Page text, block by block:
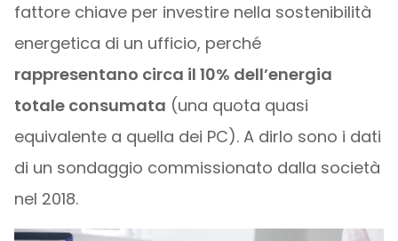
fattore chiave per investire nella sostenibilità
energetica di un ufficio, perché
rappresentano circa il 10% dell’energia
totale consumata (una quota quasi
equivalente a quella dei PC). A dirlo sono i dati
di un sondaggio commissionato dalla società
nel 2018.